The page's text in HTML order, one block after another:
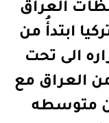
العراق
ابتدأُ من
الى تحت
العراق مع
متوسطه